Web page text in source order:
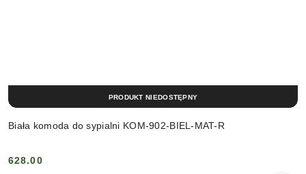
Biała komoda do sypialni KOM-902-BIEL-MAT-R
Cena:
628.00
PRODUKT NIEDOSTĘPNY